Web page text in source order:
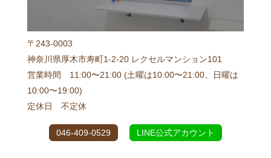
〒243-0003
神奈川県厚木市寿町1-2-20 レクセルマンション101
営業時間 11:00〜21:00 (土曜は10:00〜21:00、日曜は
10:00〜19:00)
定休日 不定休
046-409-0529 LINE公式アカウント